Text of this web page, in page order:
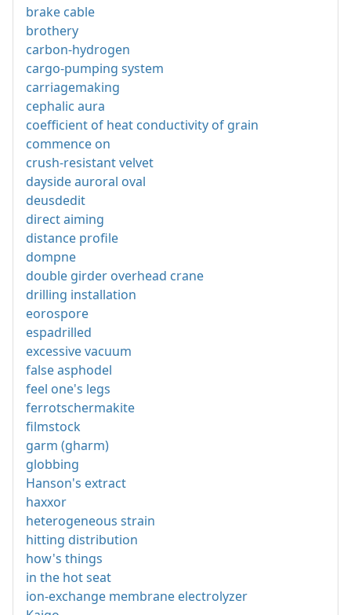
brake cable
brothery
carbon-hydrogen
cargo-pumping system
carriagemaking
cephalic aura
coefficient of heat conductivity of grain
commence on
crush-resistant velvet
dayside auroral oval
deusdedit
direct aiming
distance profile
dompne
double girder overhead crane
drilling installation
eorospore
espadrilled
excessive vacuum
false asphodel
feel one's legs
ferrotschermakite
filmstock
garm (gharm)
globbing
Hanson's extract
haxxor
heterogeneous strain
hitting distribution
how's things
in the hot seat
ion-exchange membrane electrolyzer